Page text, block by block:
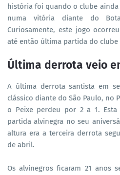
história foi quando o clube ainda
numa vitória diante do
Curiosamente, este jogo
até então última partida do clube
Última derrota veio
A última derrota santista em
clássico diante do São Paulo, no
o Peixe perdeu por 2 a 1.
partida alvinegra no seu
altura era a terceira derrota
de abril.
Os alvinegros ficaram 21 anos